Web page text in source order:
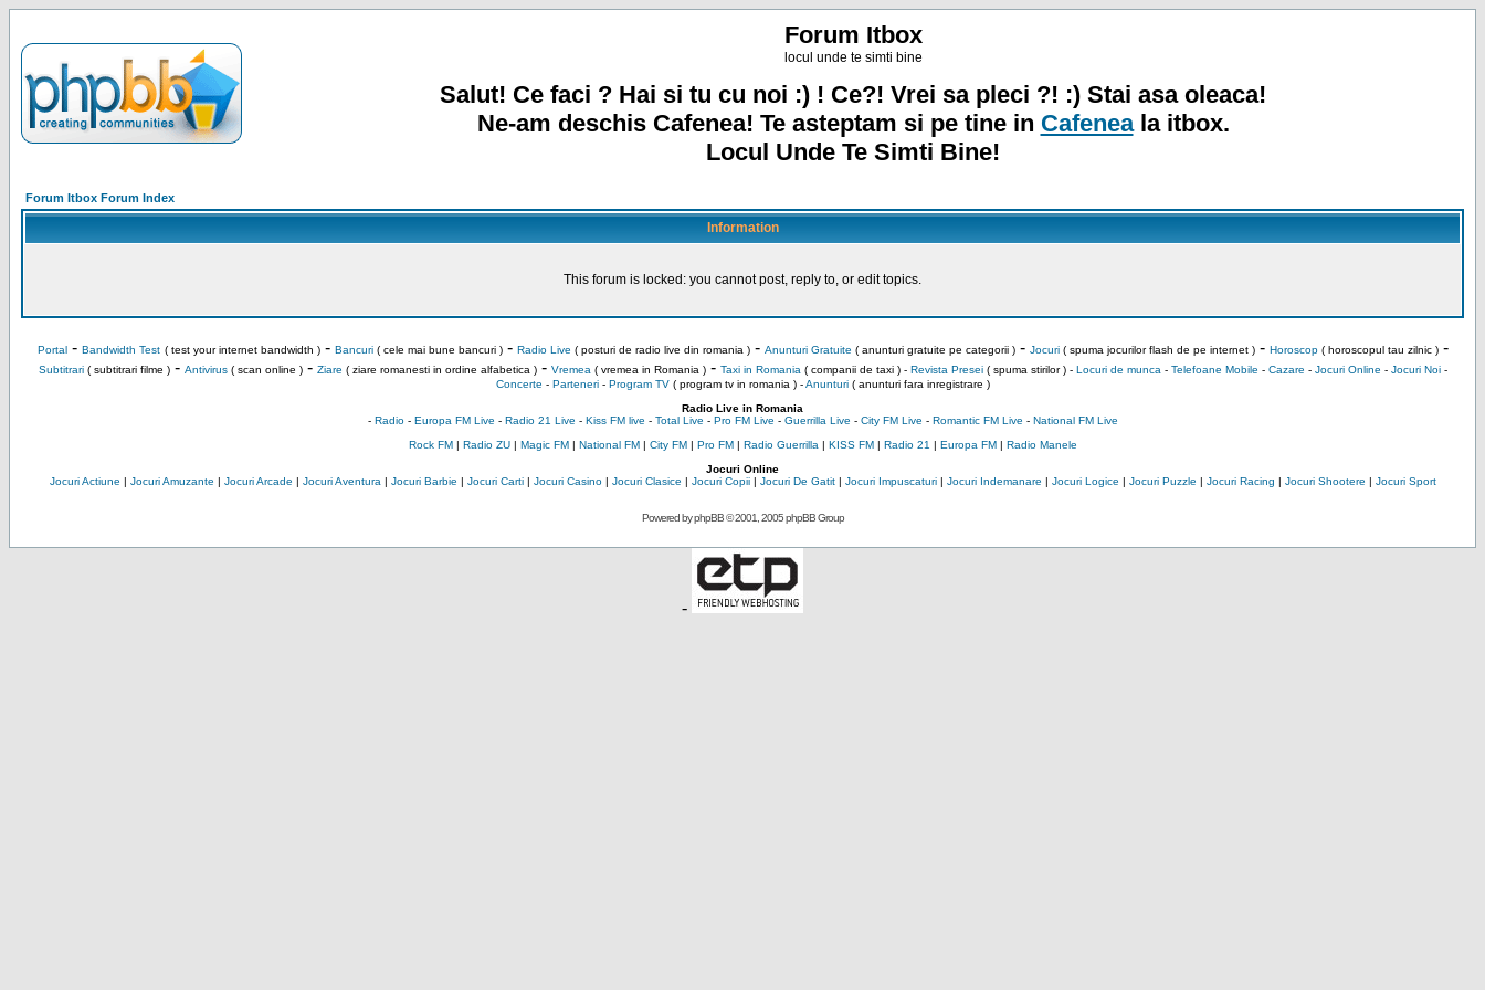
Forum Itbox
locul unde te simti bine
Salut! Ce faci ? Hai si tu cu noi :) ! Ce?! Vrei sa pleci ?! :) Stai asa oleaca!
Ne-am deschis Cafenea! Te asteptam si pe tine in Cafeneala itbox.
Locul Unde Te Simti Bine!
Forum Itbox Forum Index
Information
This forum is locked: you cannot post, reply to, or edit topics.
Portal- Bandwidth Test ( test your internet bandwidth )- Bancuri( cele mai bune bancuri )- Radio Live ( posturi de radio live din romania )- Anunturi Gratuite ( anunturi gratuite pe categorii )- Jocuri( spuma jocurilor flash de pe internet )- Horoscop( horoscopul tau zilnic )-
Subtitrari( subtitrari filme )- Antivirus( scan online )- Ziare ( ziare romanesti in ordine alfabetica )- Vremea ( vremea in Romania )- Taxi in Romania ( companii de taxi ) - Revista Presei( spuma stirilor ) - Locuri de munca - Telefoane Mobile - Cazare - Jocuri Online - Jocuri Noi-
Concerte - Parteneri- Program TV( program tv in romania )-Anunturi( anunturi fara inregistrare )
Radio Live in Romania
- Radio- Europa FM Live - Radio 21 Live - Kiss FM live - Total Live - Pro FM Live - Guerrilla Live - City FM Live - Romantic FM Live - National FM Live
Rock FM| Radio ZU| Magic FM| National FM| City FM| Pro FM| Radio Guerrilla | KISS FM| Radio 21 | Europa FM| Radio Manele
Jocuri Online
Jocuri Actiune | Jocuri Amuzante | Jocuri Arcade | Jocuri Aventura | Jocuri Barbie | Jocuri Carti| Jocuri Casino| Jocuri Clasice | Jocuri Copii| Jocuri De Gatit| Jocuri Impuscaturi| Jocuri Indemanare | Jocuri Logice | Jocuri Puzzle | Jocuri Racing | Jocuri Shootere | Jocuri Sport
Powered byphpBB© 2001, 2005 phpBB Group
-